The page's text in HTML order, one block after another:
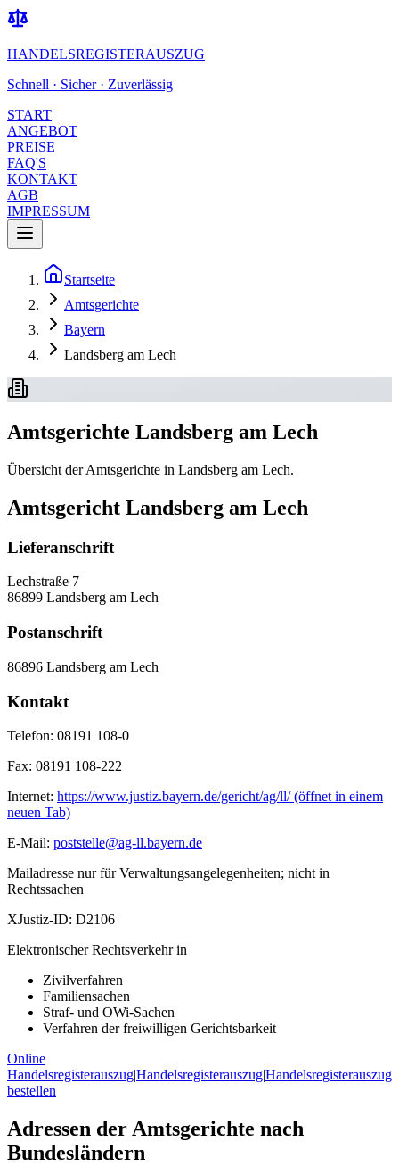
HANDELSREGISTERAUSZUG
Schnell · Sicher · Zuverlässig
START
ANGEBOT
PREISE
FAQ'S
KONTAKT
AGB
IMPRESSUM
Startseite
Amtsgerichte
Bayern
Landsberg am Lech
Amtsgerichte Landsberg am Lech
Übersicht der Amtsgerichte in Landsberg am Lech.
Amtsgericht Landsberg am Lech
Lieferanschrift
Lechstraße 7
86899 Landsberg am Lech
Postanschrift
86896 Landsberg am Lech
Kontakt
Telefon: 08191 108-0
Fax: 08191 108-222
Internet: https://www.justiz.bayern.de/gericht/ag/ll/(öffnet in einem
neuen Tab)
E-Mail: poststelle@ag-ll.bayern.de
Mailadresse nur für Verwaltungsangelegenheiten; nicht in
Rechtssachen
XJustiz-ID: D2106
Elektronischer Rechtsverkehr in
Zivilverfahren
Familiensachen
Straf- und OWi-Sachen
Verfahren der freiwilligen Gerichtsbarkeit
Online
Handelsregisterauszug|Handelsregisterauszug|Handelsregisterauszug
bestellen
Adressen der Amtsgerichte nach
Bundesländern